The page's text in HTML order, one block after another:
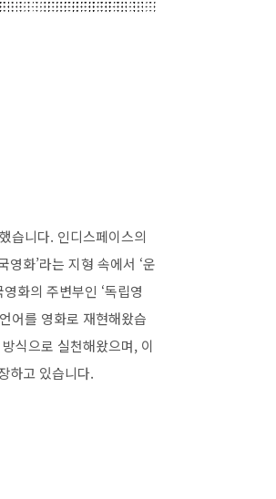
습니다. 인디스페이스의
화’라는 지형 속에서 ‘운
화의 주변부인 ‘독립영
어를 영화로 재현해왔습
식으로 실천해왔으며, 이
하고 있습니다.